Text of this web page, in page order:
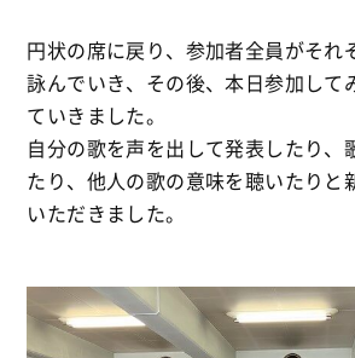
円状の席に戻り、参加者全員がそれ
詠んでいき、その後、本日参加して
ていきました。
自分の歌を声を出して発表したり、
たり、他人の歌の意味を聴いたりと
いただきました。